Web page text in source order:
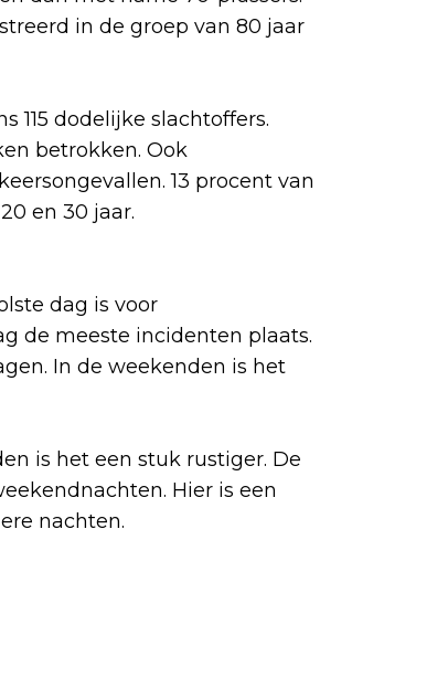
in de groep van 80 jaar
115 dodelijke slachtoffers.
betrokken. Ook
13 procent van
en 30 jaar.
dag is voor
de meeste incidenten plaats.
In de weekenden is het
is het een stuk rustiger. De
Hier is een
nachten.